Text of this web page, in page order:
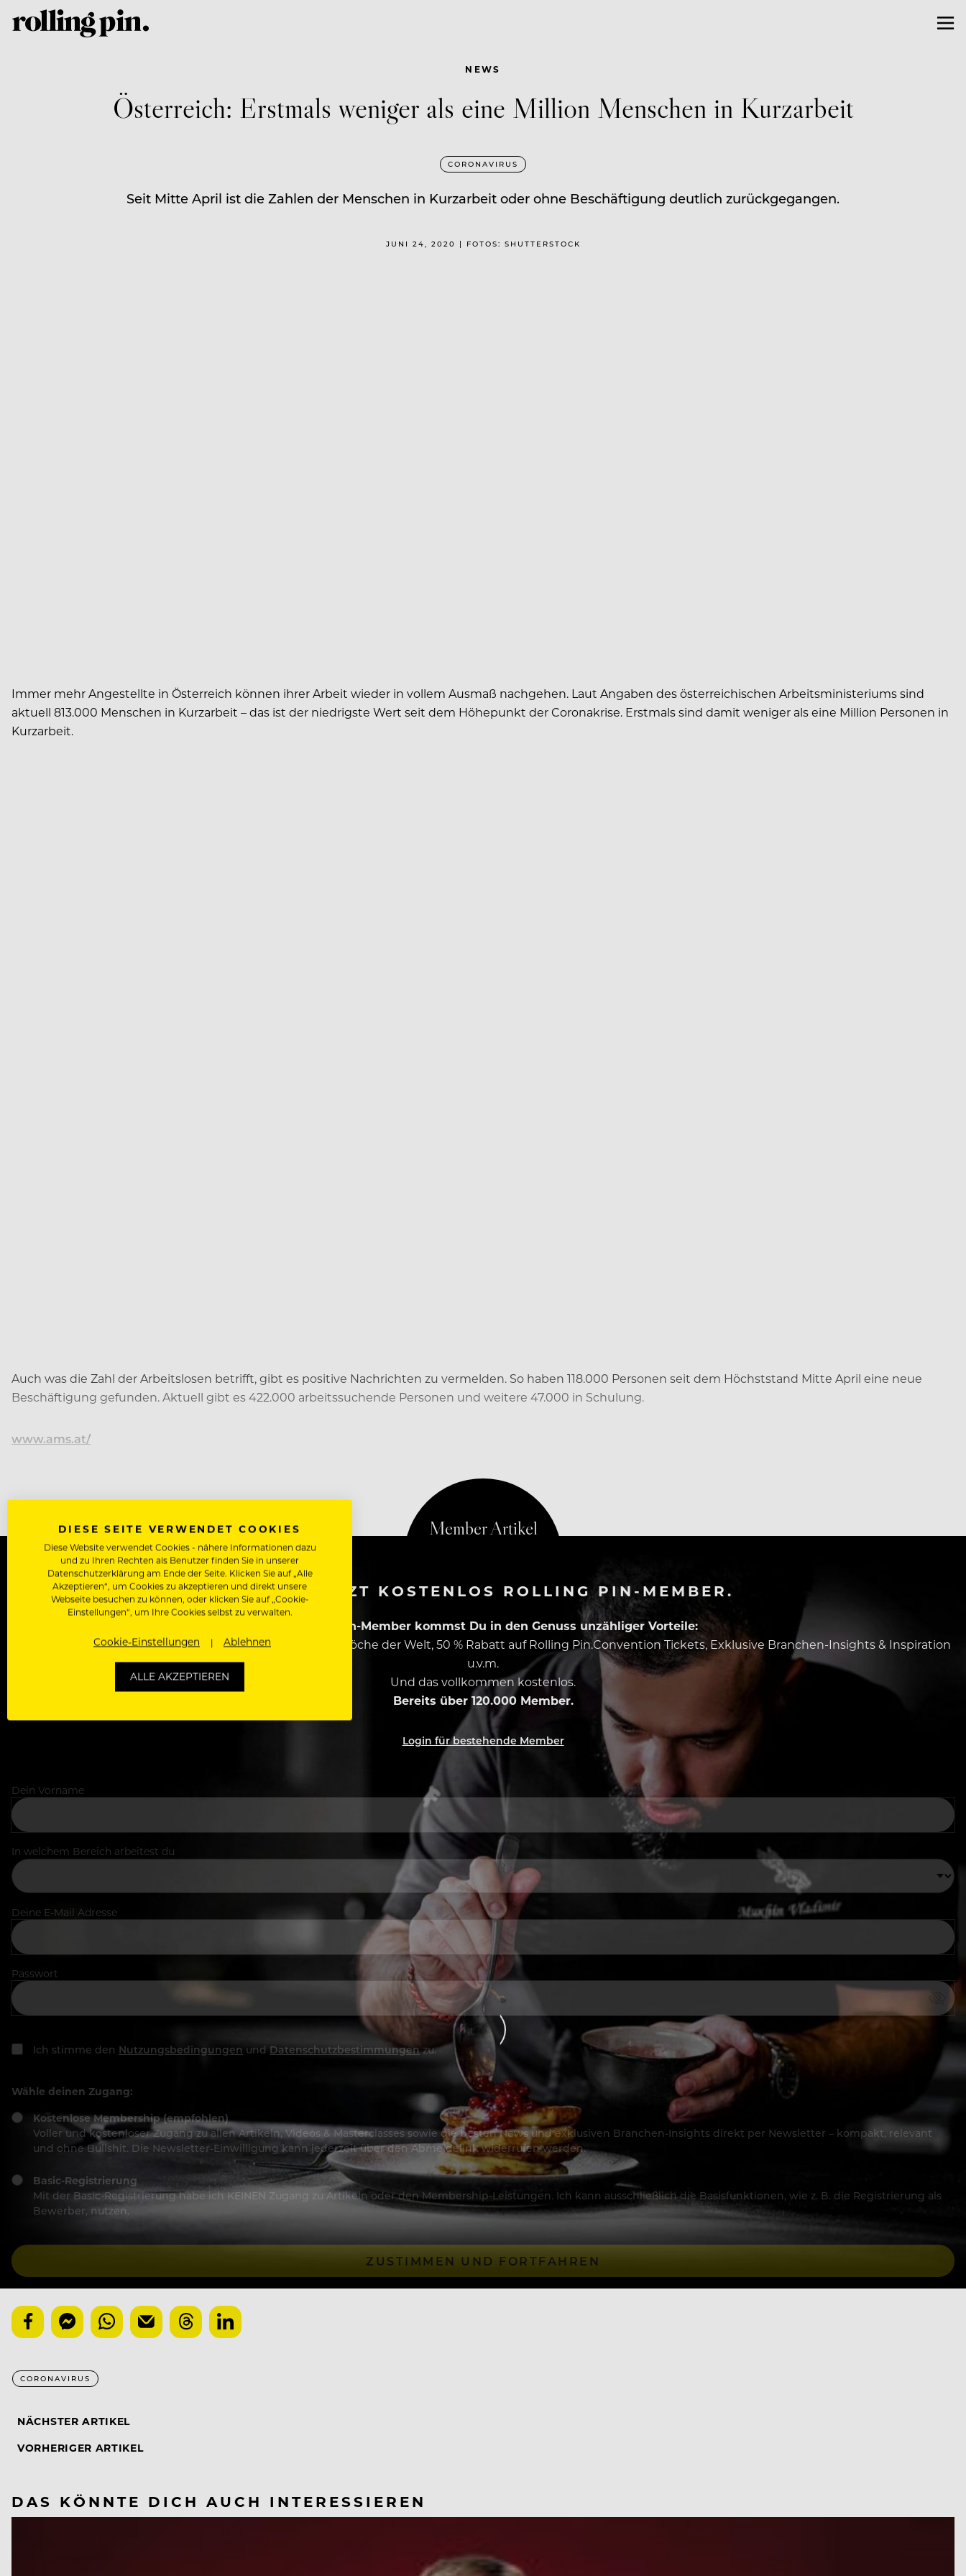
NEWS
Österreich: Erstmals weniger als eine Million Menschen in Kurzarbeit
CORONAVIRUS
Seit Mitte April ist die Zahlen der Menschen in Kurzarbeit oder ohne Beschäftigung deutlich zurückgegangen.
JUNI 24, 2020 | FOTOS: SHUTTERSTOCK
Immer mehr Angestellte in Österreich können ihrer Arbeit wieder in vollem Ausmaß nachgehen. Laut Angaben des österreichischen Arbeitsministeriums sind
aktuell 813.000 Menschen in Kurzarbeit – das ist der niedrigste Wert seit dem Höhepunkt der Coronakrise. Erstmals sind damit weniger als eine Million Personen in
Kurzarbeit.
Auch was die Zahl der Arbeitslosen betrifft, gibt es positive Nachrichten zu vermelden. So haben 118.000 Personen seit dem Höchststand Mitte April eine neue
Beschäftigung gefunden. Aktuell gibt es 422.000 arbeitssuchende Personen und weitere 47.000 in Schulung.
www.ams.at/
WERDE JETZT KOSTENLOS ROLLING PIN-MEMBER.
Als Rolling Pin-Member kommst Du in den Genuss unzähliger Vorteile:
Zugriff auf alle Artikel, Videos & Masterclasses der besten Köche der Welt, 50 % Rabatt auf Rolling Pin.Convention Tickets, Exklusive Branchen-Insights & Inspiration
u.v.m.
Und das vollkommen kostenlos.
Bereits über 120.000 Member.
Login für bestehende Member
Dein Vorname
In welchem Bereich arbeitest du
Deine E-Mail Adresse
Passwort
Ich stimme den Nutzungsbedingungen und Datenschutzbestimmungenzu.
Wähle deinen Zugang:
Kostenlose Membership (empfohlen)
Voller und kostenloser Zugang zu allen Artikeln, Videos & Masterclasses sowie die besten News und exklusiven Branchen-Insights direkt per Newsletter – kompakt, relevant
und ohne Bullshit. Die Newsletter-Einwilligung kann jederzeit über den Abmeldelink widerrufen werden.
Basic-Registrierung
Mit der Basic-Registrierung habe ich KEINEN Zugang zu Artikeln oder den Membership-Leistungen. Ich kann ausschließlich die Basisfunktionen, wie z. B. die Registrierung als
Bewerber, nutzen.
ZUSTIMMEN UND FORTFAHREN
CORONAVIRUS
NÄCHSTER ARTIKEL
VORHERIGER ARTIKEL
DAS KÖNNTE DICH AUCH INTERESSIEREN
DIESE SEITE VERWENDET COOKIES
Diese Website verwendet Cookies - nähere Informationen dazu
und zu Ihren Rechten als Benutzer finden Sie in unserer
Datenschutzerklärung am Ende der Seite. Klicken Sie auf „Alle
Akzeptieren“, um Cookies zu akzeptieren und direkt unsere
Webseite besuchen zu können, oder klicken Sie auf „Cookie-
Einstellungen“, um Ihre Cookies selbst zu verwalten.
Cookie-Einstellungen Ablehnen
ALLE AKZEPTIEREN